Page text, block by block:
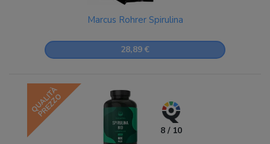
Marcus Rohrer Spirulina
28,89 €
QUALITÀ
PREZZO
8 / 10